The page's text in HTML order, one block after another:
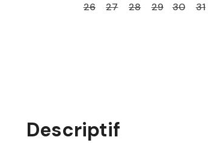
26
27 28 29 30 31
Descriptif